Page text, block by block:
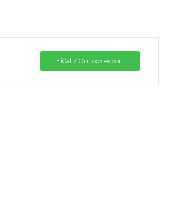
+ iCal / Outlook export